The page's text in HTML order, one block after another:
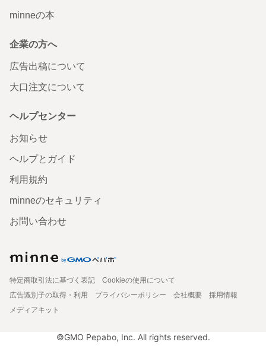
minneの本
企業の方へ
広告出稿について
大口注文について
ヘルプセンター
お知らせ
ヘルプとガイド
利用規約
minneのセキュリティ
お問い合わせ
特定商取引法に基づく表記
Cookieの使用について
広告識別子の取得・利用
プライバシーポリシー 会社概要
採用情報
メディアキット
©GMO Pepabo, Inc. All rights reserved.